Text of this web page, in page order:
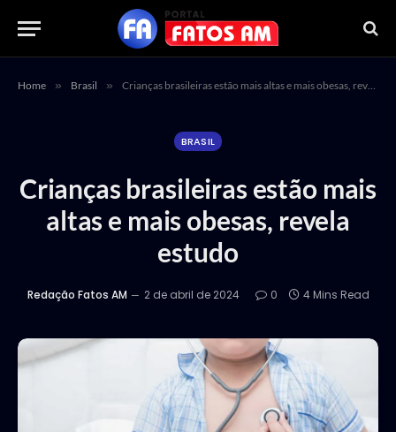
Home » Brasil » Crianças brasileiras estão mais altas e mais obesas, revela estudo
BRASIL
Crianças brasileiras estão mais
altas e mais obesas, revela
estudo
Redação Fatos AM 2 de abril de 2024 0 4 Mins Read